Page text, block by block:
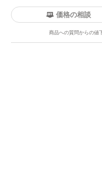
#ステルス2HD
#SIM
て
ッジを付与しています
安心・安全なユーザーです
価格の相談
商品への質問からの値
ます